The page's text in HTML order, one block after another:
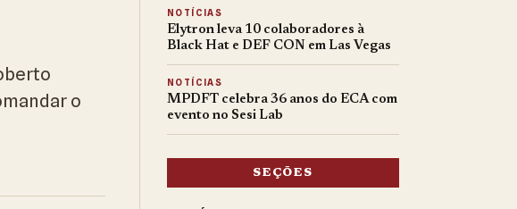
o
NOTÍCIAS
Elytron leva 10 colaboradores à
Black Hat e DEF CON em Las Vegas
NOTÍCIAS
MPDFT celebra 36 anos do ECA com
evento no Sesi Lab
SEÇÕES